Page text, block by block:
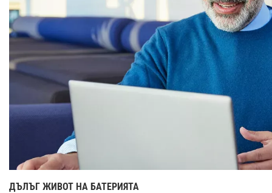
ДЪЛЪГ ЖИВОТ НА БАТЕРИЯТА